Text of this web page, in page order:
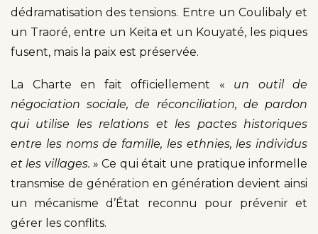
dédramatisation des tensions. Entre un Coulibaly et
un Traoré, entre un Keita et un Kouyaté, les piques
fusent, mais la paix est préservée.
La Charte en fait officiellement « un outil de
négociation sociale, de réconciliation, de pardon
qui utilise les relations et les pactes historiques
entre les noms de famille, les ethnies, les individus
et les villages. » Ce qui était une pratique informelle
transmise de génération en génération devient ainsi
un mécanisme d’État reconnu pour prévenir et
gérer les conflits.